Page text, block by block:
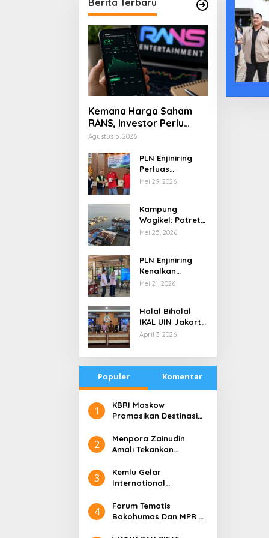
Kemana Harga Saham
RANS, Investor Perlu
Cermati Fundamental
Spekulasi Berlebihan
Agustus 5, 2026
PLN Enjiniring
Perluas
Wawasan Siswa
Perubahan Iklim
Mei 29, 2026
Kampung
Wogikel: Potret
Kehidupan
yang Bertahan
di Tengah
Keterbatasan
Mei 25, 2026
PLN Enjiniring
Kenalkan
Teknologi Energi
Mei 21, 2026
Halal Bihalal
IKAL UIN Jakarta
NTB, Alumni UIN
April 3, 2026
Populer Komentar
1
​KBRI Moskow
Promosikan Destinasi
Bali’
2
​Menpora Zainudin
Amali Tekankan
untuk DBON
3
​Kemlu Gelar
International
Diplomacy (ICDD)
4
Forum Tematis
Bakohumas Dan MPR RI